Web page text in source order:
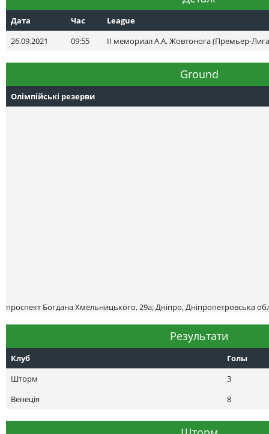
Дата Час
League
26.09.2021
09:55 II мемориал А.А. Жовтонога (Премьер-
Ground
Олімпійські резерви
проспект Богдана Хмельницького, 29а, Дніпро, Дніпропетровська
Результати
Клуб
Голы
Шторм
3
Венеція
8